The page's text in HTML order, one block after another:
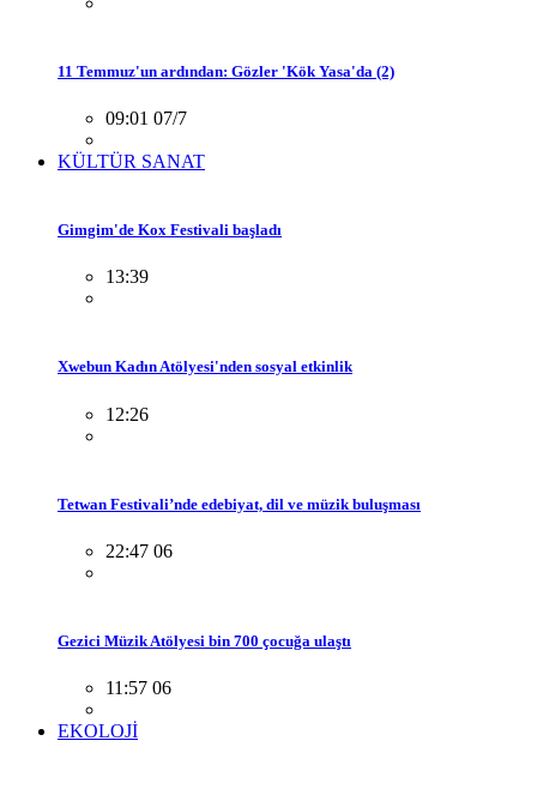
11 Temmuz'un ardından: Gözler 'Kök Yasa'da (2)
09:01 07/7
KÜLTÜR SANAT
Gimgim'de Kox Festivali başladı
13:39
Xwebun Kadın Atölyesi'nden sosyal etkinlik
12:26
Tetwan Festivali’nde edebiyat, dil ve müzik buluşması
22:47 06
Gezici Müzik Atölyesi bin 700 çocuğa ulaştı
11:57 06
EKOLOJİ